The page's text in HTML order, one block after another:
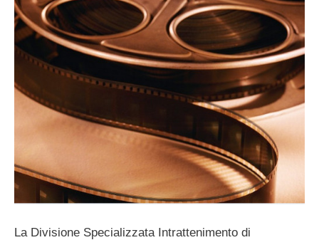
La Divisione Specializzata Intrattenimento di